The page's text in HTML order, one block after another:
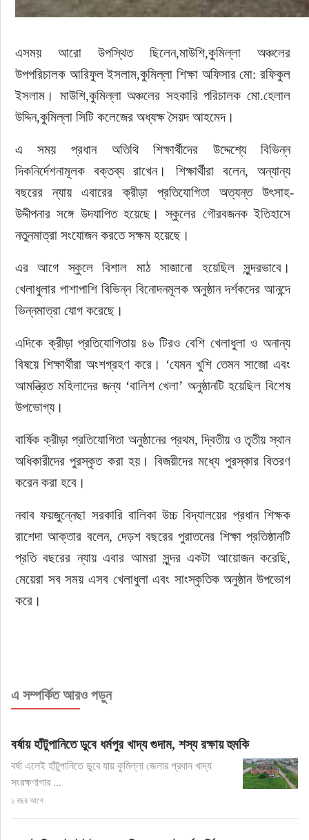
এসময় আরো উপস্থিত ছিলেন,মাউশি,কুমিল্লা অঞ্চলের
উপপরিচালক আরিফুল ইসলাম,কুমিল্লা শিক্ষা অফিসার মো: রফিকুল
ইসলাম। মাউশি,কুমিল্লা অঞ্চলের সহকারি পরিচালক মো.হেলাল
উদ্দিন,কুমিল্লা সিটি কলেজের অধ্যক্ষ সৈয়দ আহমেদ।
এ সময় প্রধান অতিথি শিক্ষার্থীদের উদ্দেশ্যে বিভিন্ন
দিকনির্দেশনামূলক বক্তব্য রাখেন। শিক্ষার্থীরা বলেন, অন্যান্য
বছরের ন্যায় এবারের ক্রীড়া প্রতিযোগিতা অত্যন্ত উৎসাহ-
উদ্দীপনার সঙ্গে উদযাপিত হয়েছে। স্কুলের গৌরবজনক ইতিহাসে
নতুনমাত্রা সংযোজন করতে সক্ষম হয়েছে।
এর আগে স্কুলে বিশাল মাঠ সাজানো হয়েছিল সুন্দরভাবে।
খেলাধুলার পাশাপাশি বিভিন্ন বিনোদনমূলক অনুষ্ঠান দর্শকদের আনন্দে
ভিন্নমাত্রা যোগ করেছে।
এদিকে ক্রীড়া প্রতিযোগিতায় ৪৬ টিরও বেশি খেলাধুলা ও অনান্য
বিষয়ে শিক্ষার্থীরা অংশগ্রহণ করে। ‘যেমন খুশি তেমন সাজো এবং
আমন্ত্রিত মহিলাদের জন্য ‘বালিশ খেলা’ অনুষ্ঠানটি হয়েছিল বিশেষ
উপভোগ্য।
বার্ষিক ক্রীড়া প্রতিযোগিতা অনুষ্ঠানের প্রথম, দ্বিতীয় ও তৃতীয় স্থান
অধিকারীদের পুরস্কৃত করা হয়। বিজয়ীদের মধ্যে পুরস্কার বিতরণ
করেন করা হবে।
নবাব ফয়জুন্নেছা সরকারি বালিকা উচ্চ বিদ্যালয়ের প্রধান শিক্ষক
রাশেদা আক্তার বলেন, দেড়শ বছরের পুরাতনের শিক্ষা প্রতিষ্ঠানটি
প্রতি বছরের ন্যায় এবার আমরা সুন্দর একটা আয়োজন করেছি,
মেয়েরা সব সময় এসব খেলাধুলা এবং সাংস্কৃতিক অনুষ্ঠান উপভোগ
করে।
এ সম্পর্কিত আরও পড়ুন
বর্ষায় হাঁটুপানিতে ডুবে ধর্মপুর খাদ্য গুদাম, শস্য রক্ষায় হুমকি
বর্ষা এলেই হাঁটুপানিতে ডুবে যায় কুমিল্লা জেলার প্রধান খাদ্য
সংরক্ষণাগার ...
১ বছর আগে